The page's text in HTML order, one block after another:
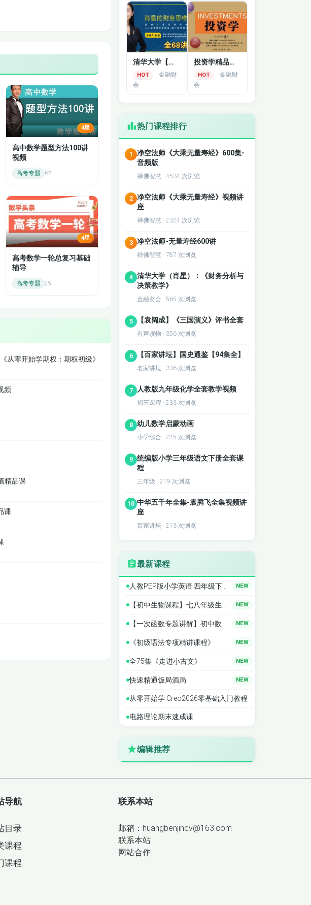
金
险
）
股票交易市场
4星
高中数学题型方法100讲
视频
高考专题 62
4星
高考数学一轮总复习基础
辅导
高考专题 29
从零开始学期权：期权初级》
频
精品课
课
清华大学【肖星财务思维课】
HOT
金融财
会
投资学精品课-清华大学
HOT
金融财
会
热门课程排行
1
净空法师《大乘无量寿经》600集-
音频版
禅佛智慧 · 4534 次浏览
2
净空法师《大乘无量寿经》视频讲
座
禅佛智慧 · 2324 次浏览
3 净空法师-无量寿经600讲
禅佛智慧 · 787 次浏览
4
清华大学（肖星）：《财务分析与
决策教学》
金融财会 · 565 次浏览
5 【袁阔成】《三国演义》评书全套
有声读物 · 356 次浏览
6 【百家讲坛】国史通鉴【94集全】
名家讲坛 · 336 次浏览
7 人教版九年级化学全套教学视频
初三课程 · 233 次浏览
8 幼儿数学启蒙动画
小学综合 · 225 次浏览
9
统编版小学三年级语文下册全套课
程
三年级 · 219 次浏览
10 中华五千年全集-袁腾飞全集视频讲
座
百家讲坛 · 213 次浏览
最新课程
NEW
NEW
NEW
《初级语法专项精讲课程》 NEW
全75集《走进小古文》 NEW
快速精通饭局酒局 NEW
从零开始学 Creo2026零基础入门教程
电路理论期末速成课
编辑推荐
导航
目录
课程
课程
联系本站
邮箱：huangbenjincv@163.com
联系本站
网站合作